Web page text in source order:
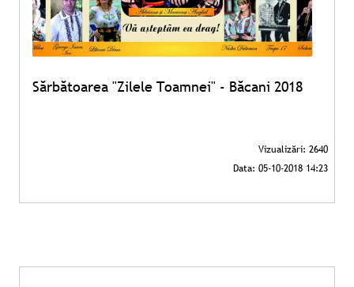
Sărbătoarea "Zilele Toamnei" - Băcani 2018